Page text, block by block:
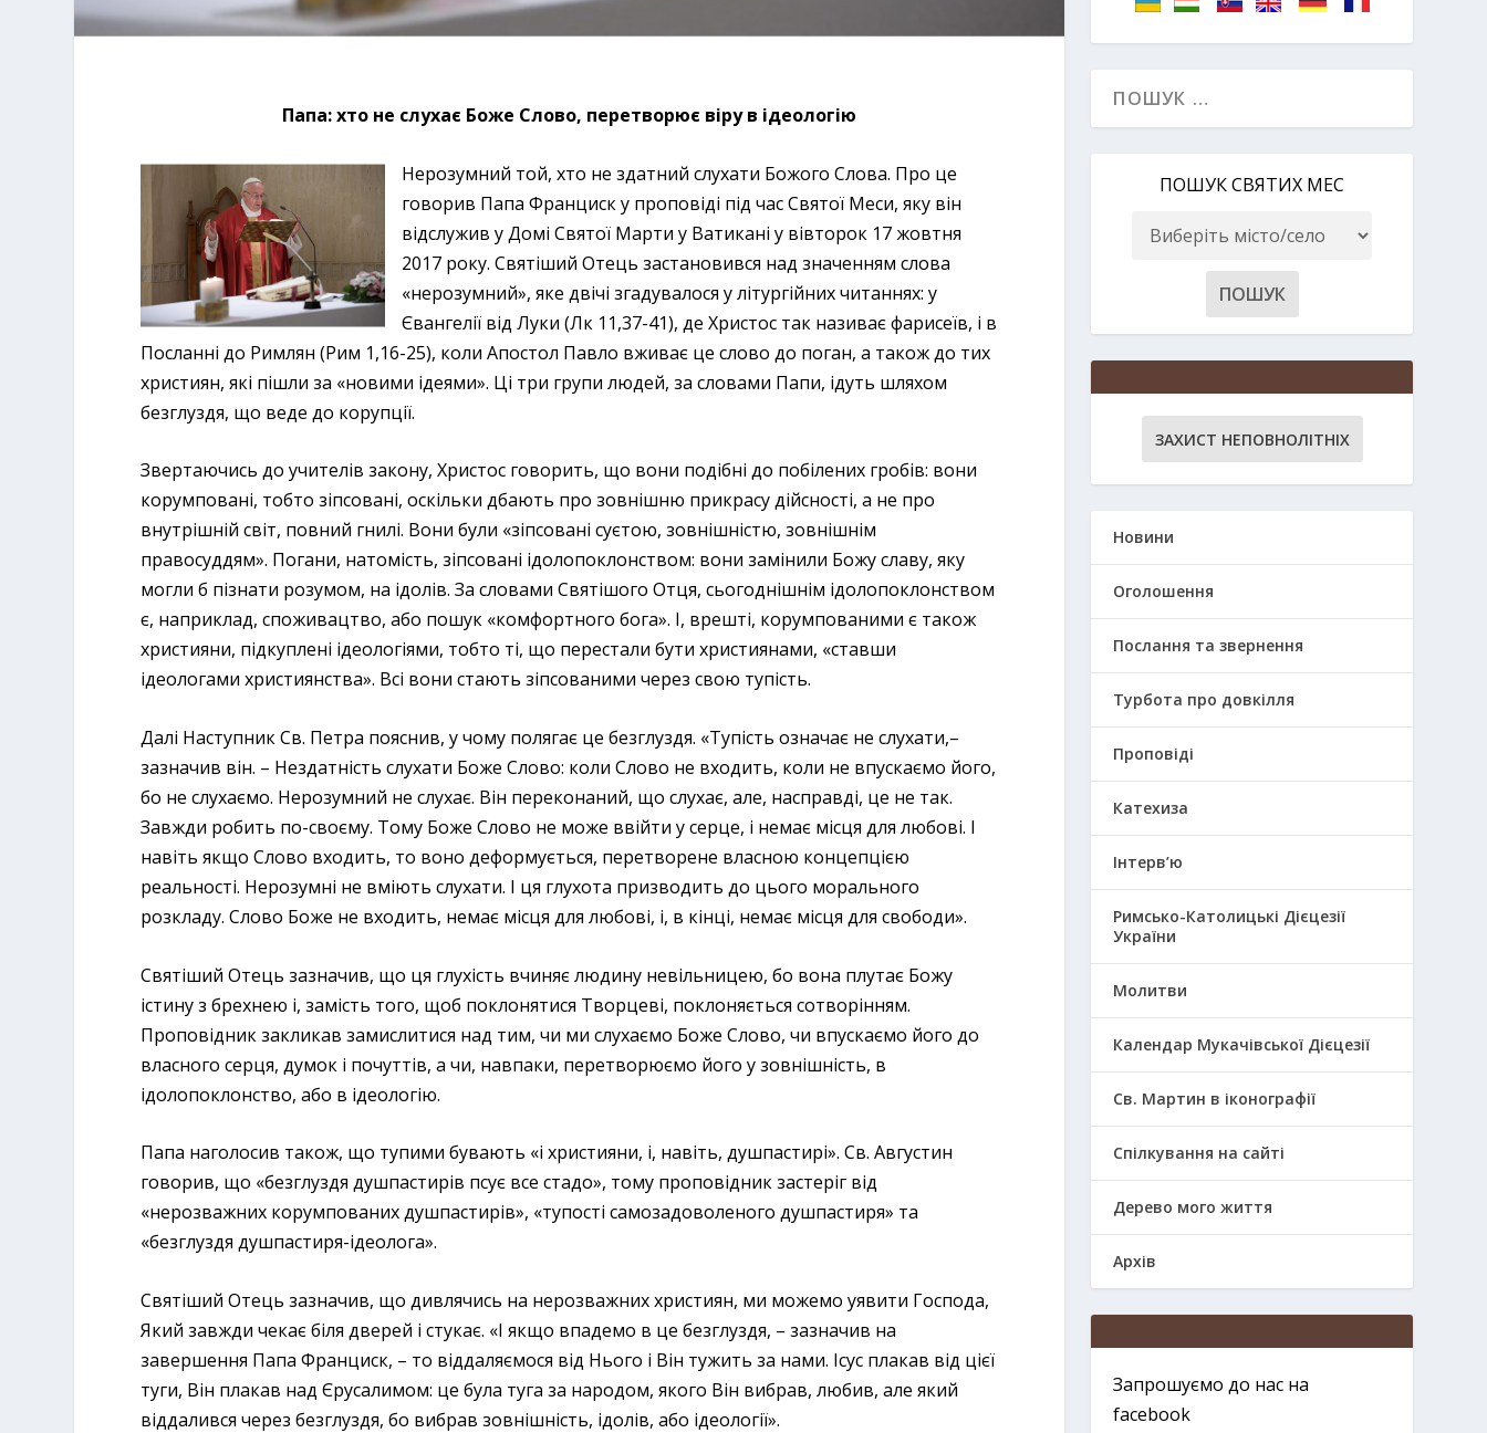
Папа: хто не слухає Боже Слово, перетворює віру в ідеологію
Нерозумний той, хто не здатний слухати Божого Слова. Про це
говорив Папа Франциск у проповіді під час Святої Меси, яку він
відслужив у Домі Святої Марти у Ватикані у вівторок 17 жовтня
2017 року. Святіший Отець застановився над значенням слова
«нерозумний», яке двічі згадувалося у літургійних читаннях: у
Євангелії від Луки (Лк 11,37-41), де Христос так називає фарисеїв, і в
Посланні до Римлян (Рим 1,16-25), коли Апостол Павло вживає це слово до поган, а також до тих
християн, які пішли за «новими ідеями». Ці три групи людей, за словами Папи, ідуть шляхом
безглуздя, що веде до корупції.
Звертаючись до учителів закону, Христос говорить, що вони подібні до побілених гробів: вони
корумповані, тобто зіпсовані, оскільки дбають про зовнішню прикрасу дійсності, а не про
внутрішній світ, повний гнилі. Вони були «зіпсовані суєтою, зовнішністю, зовнішнім
правосуддям». Погани, натомість, зіпсовані ідолопоклонством: вони замінили Божу славу, яку
могли б пізнати розумом, на ідолів. За словами Святішого Отця, сьогоднішнім ідолопоклонством
є, наприклад, споживацтво, або пошук «комфортного бога». І, врешті, корумпованими є також
християни, підкуплені ідеологіями, тобто ті, що перестали бути християнами, «ставши
ідеологами християнства». Всі вони стають зіпсованими через свою тупість.
Далі Наступник Св. Петра пояснив, у чому полягає це безглуздя. «Тупість означає не слухати,–
зазначив він. – Нездатність слухати Боже Слово: коли Слово не входить, коли не впускаємо його,
бо не слухаємо. Нерозумний не слухає. Він переконаний, що слухає, але, насправді, це не так.
Завжди робить по-своєму. Тому Боже Слово не може ввійти у серце, і немає місця для любові. І
навіть якщо Слово входить, то воно деформується, перетворене власною концепцією
реальності. Нерозумні не вміють слухати. І ця глухота призводить до цього морального
розкладу. Слово Боже не входить, немає місця для любові, і, в кінці, немає місця для свободи».
Святіший Отець зазначив, що ця глухість вчиняє людину невільницею, бо вона плутає Божу
істину з брехнею і, замість того, щоб поклонятися Творцеві, поклоняється сотворінням.
Проповідник закликав замислитися над тим, чи ми слухаємо Боже Слово, чи впускаємо його до
власного серця, думок і почуттів, а чи, навпаки, перетворюємо його у зовнішність, в
ідолопоклонство, або в ідеологію.
Папа наголосив також, що тупими бувають «і християни, і, навіть, душпастирі». Св. Августин
говорив, що «безглуздя душпастирів псує все стадо», тому проповідник застеріг від
«нерозважних корумпованих душпастирів», «тупості самозадоволеного душпастиря» та
«безглуздя душпастиря-ідеолога».
Святіший Отець зазначив, що дивлячись на нерозважних християн, ми можемо уявити Господа,
Який завжди чекає біля дверей і стукає. «І якщо впадемо в це безглуздя, – зазначив на
завершення Папа Франциск, – то віддаляємося від Нього і Він тужить за нами. Ісус плакав від цієї
туги, Він плакав над Єрусалимом: це була туга за народом, якого Він вибрав, любив, але який
віддалився через безглуздя, бо вибрав зовнішність, ідолів, або ідеології».
ПОШУК СВЯТИХ МЕС
ЗАХИСТ НЕПОВНОЛІТНІХ
Новини
Оголошення
Послання та звернення
Турбота про довкілля
Проповіді
Катехиза
Інтерв’ю
Римсько-Католицькі Дієцезії
України
Молитви
Календар Мукачівської Дієцезії
Св. Мартин в іконографії
Спілкування на сайті
Дерево мого життя
Архів
Запрошуємо до нас на
facebook